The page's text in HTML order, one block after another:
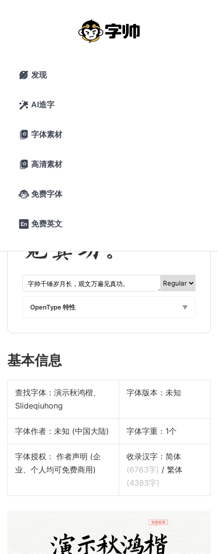
 发现
 AI造字
 字体素材
 高清素材
 免费字体
 免费英文
演示秋鸿楷：秋风吹不尽 总是玉关情
免费商用楷体
0 下载
16条评论
字帅千锤岁月
长，观文万遍
见真功。
OpenType 特性 ▼
基本信息
查找字体： 演示秋鸿楷、
Slideqiuhong
字体版本：未知
字体作者：未知 (中国大陆) 字体字重：1个
字体授权： 作者声明 (企
业、个人均可免费商用)
收录汉字：简体
(6763字) / 繁体
(4383字)